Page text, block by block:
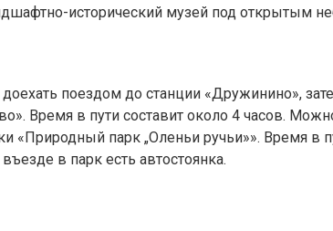
исторический музей под открытым
поездом до станции «Дружинино»,
Время в пути составит около 4 часов.
парк „Оленьи ручьи»». Время в
в парк есть автостоянка.